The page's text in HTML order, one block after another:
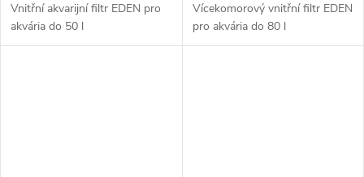
Vnitřní akvarijní filtr EDEN pro
akvária do 50 l
Vícekomorový vnitřní filtr EDEN
pro akvária do 80 l